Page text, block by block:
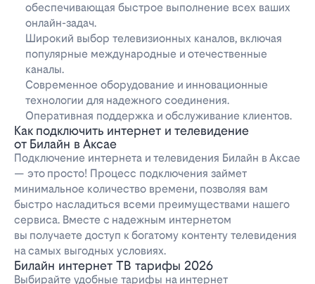
обеспечивающая быстрое выполнение всех ваших
онлайн-задач.
Широкий выбор телевизионных каналов, включая
популярные международные и отечественные
каналы.
Современное оборудование и инновационные
технологии для надежного соединения.
Оперативная поддержка и обслуживание клиентов.
Как подключить интернет и телевидение
от Билайн в Аксае
Подключение интернета и телевидения Билайн в Аксае
— это просто! Процесс подключения займет
минимальное количество времени, позволяя вам
быстро насладиться всеми преимуществами нашего
сервиса. Вместе с надежным интернетом
вы получаете доступ к богатому контенту телевидения
на самых выгодных условиях.
Билайн интернет ТВ тарифы 2026
Выбирайте удобные тарифы на интернет